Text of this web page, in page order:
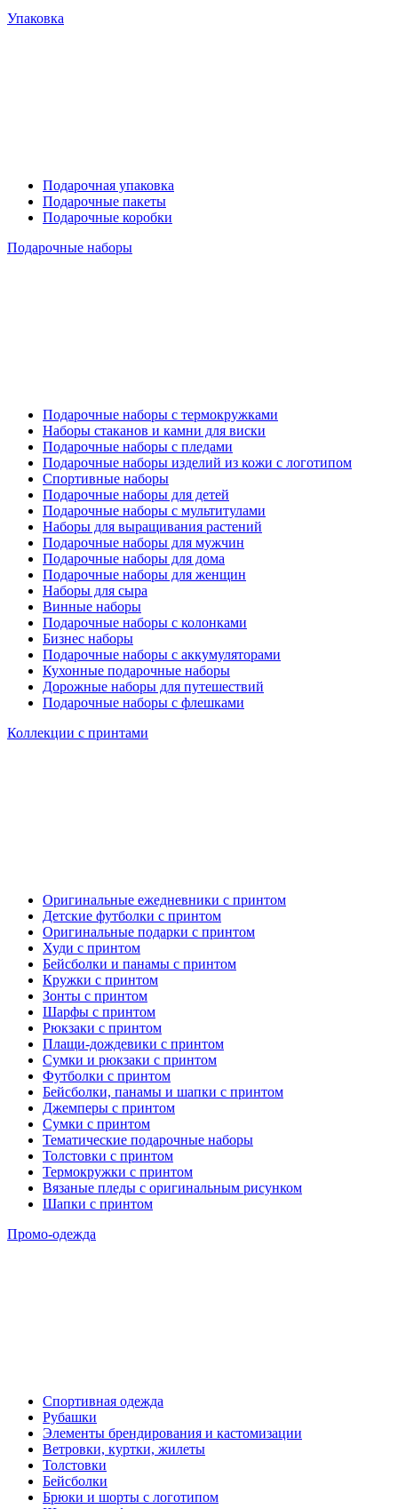
Упаковка
Подарочная упаковка
Подарочные пакеты
Подарочные коробки
Подарочные наборы
Подарочные наборы с термокружками
Наборы стаканов и камни для виски
Подарочные наборы с пледами
Подарочные наборы изделий из кожи с логотипом
Спортивные наборы
Подарочные наборы для детей
Подарочные наборы с мультитулами
Наборы для выращивания растений
Подарочные наборы для мужчин
Подарочные наборы для дома
Подарочные наборы для женщин
Наборы для сыра
Винные наборы
Подарочные наборы с колонками
Бизнес наборы
Подарочные наборы с аккумуляторами
Кухонные подарочные наборы
Дорожные наборы для путешествий
Подарочные наборы с флешками
Коллекции с принтами
Оригинальные ежедневники с принтом
Детские футболки с принтом
Оригинальные подарки с принтом
Худи с принтом
Бейсболки и панамы с принтом
Кружки с принтом
Зонты с принтом
Шарфы с принтом
Рюкзаки с принтом
Плащи-дождевики с принтом
Сумки и рюкзаки с принтом
Футболки с принтом
Бейсболки, панамы и шапки с принтом
Джемперы с принтом
Сумки с принтом
Тематические подарочные наборы
Толстовки с принтом
Термокружки с принтом
Вязаные пледы с оригинальным рисунком
Шапки с принтом
Промо-одежда
Спортивная одежда
Рубашки
Элементы брендирования и кастомизации
Ветровки, куртки, жилеты
Толстовки
Бейсболки
Брюки и шорты с логотипом